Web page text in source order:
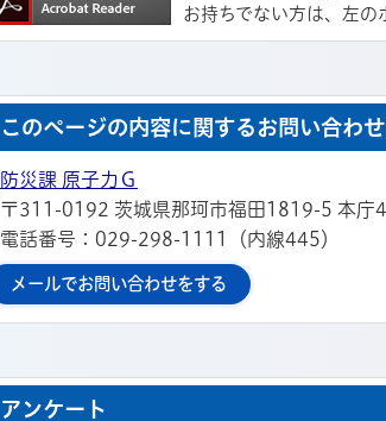
お持ちでない方は、左の
このページの内容に関するお問い合わ
防災課 原子力Ｇ
〒311-0192 茨城県那珂市福田1819-5 本庁
電話番号：029-298-1111（内線445）
メールでお問い合わせをする
アンケート